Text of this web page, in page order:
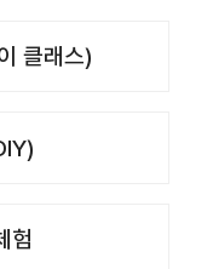
클래스)
험